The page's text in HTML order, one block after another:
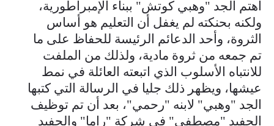
اهتم الجد "وهبي كوتش" ببناء الإمبراطورية،
ولكنه بحنكته لم يغفل أن التعليم هو أساس
الثروة، وأحد الدعائم الرئيسة للحفاظ على ما
تم جمعه من ثروة مادية، ولذلك من الملفت
للانتباه الأسلوب الذي اتبعته العائلة في نمط
عيشها، ويظهر ذلك جليا في الرسالة التي كتبها
الجد "وهبي" لابنه "رحمي"، بعد أن تم توظيف
الحفيد "مصطفى" في شركة "راما" والحفيد